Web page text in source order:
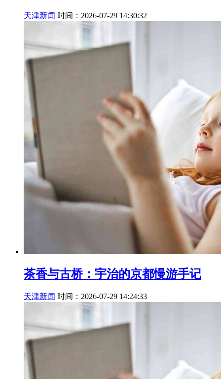
天津新闻 时间：2026-07-29 14:30:32
茶香与古桥：宇治的京都慢游手记
天津新闻 时间：2026-07-29 14:24:33